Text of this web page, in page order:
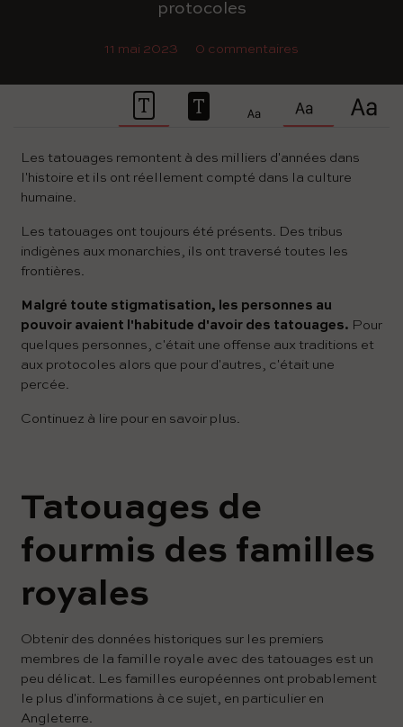
protocoles
11 mai 2023 0 commentaires
Les tatouages ​​remontent à des milliers d'années dans
l'histoire et ils ont réellement compté dans la culture
humaine.
Les tatouages ont toujours été présents. Des tribus
indigènes aux monarchies, ils ont traversé toutes les
frontières.
Malgré toute stigmatisation, les personnes au
pouvoir avaient l'habitude d'avoir des tatouages. Pour
quelques personnes, c'était une offense aux traditions et
aux protocoles alors que pour d'autres, c'était une
percée.
Continuez à lire pour en savoir plus.
Tatouages ​​​​de
fourmis des familles
royales
Obtenir des données historiques sur les premiers
membres de la famille royale avec des tatouages ​​est un
peu délicat. Les familles européennes ont probablement
le plus d'informations à ce sujet, en particulier en
Angleterre.